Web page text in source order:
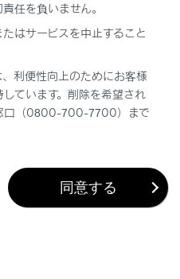
か？
任を負いません。
はサービスを中止すること
利便性向上のためにお客様
ています。削除を希望され
口（0800-700-7700）まで
同意する